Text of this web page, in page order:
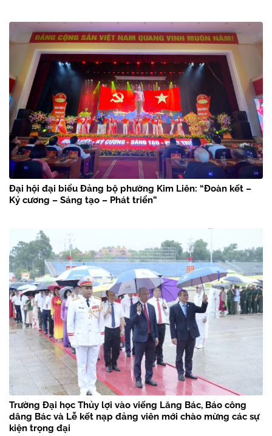
Đại hội đại biểu Đảng bộ phường Kim Liên: “Đoàn kết –
Kỷ cương – Sáng tạo – Phát triển”
Trường Đại học Thủy lợi vào viếng Lăng Bác, Báo công
dâng Bác và Lễ kết nạp đảng viên mới chào mừng các sự
kiện trọng đại